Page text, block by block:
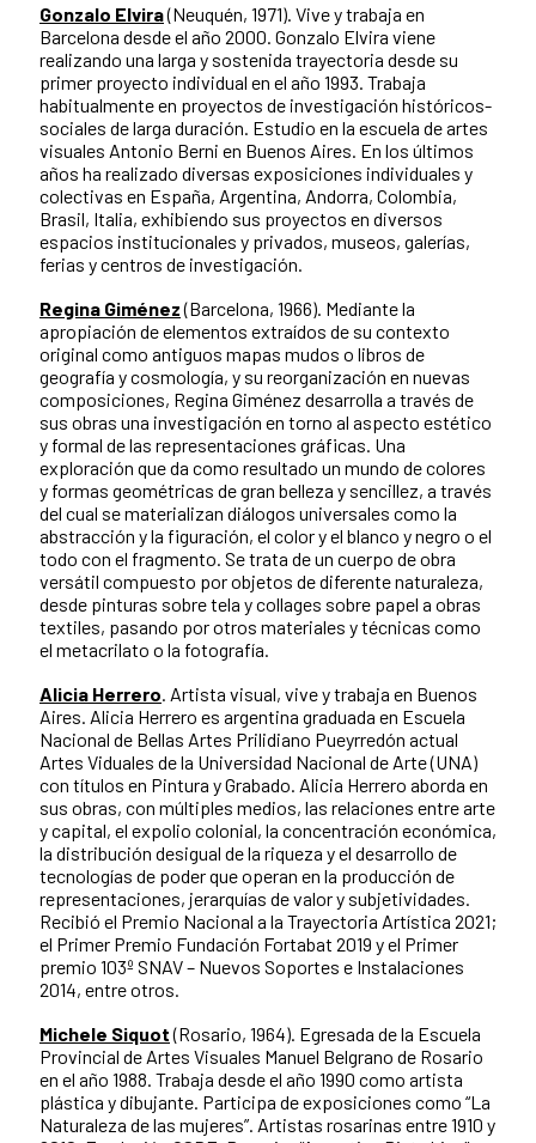
Gonzalo Elvira(Neuquén, 1971). Vive y trabaja en
Barcelona desde el año 2000. Gonzalo Elvira viene
realizando una larga y sostenida trayectoria desde su
primer proyecto individual en el año 1993. Trabaja
habitualmente en proyectos de investigación históricos-
sociales de larga duración. Estudio en la escuela de artes
visuales Antonio Berni en Buenos Aires. En los últimos
años ha realizado diversas exposiciones individuales y
colectivas en España, Argentina, Andorra, Colombia,
Brasil, Italia, exhibiendo sus proyectos en diversos
espacios institucionales y privados, museos, galerías,
ferias y centros de investigación.
Regina Giménez(Barcelona, 1966). Mediante la
apropiación de elementos extraídos de su contexto
original como antiguos mapas mudos o libros de
geografía y cosmología, y su reorganización en nuevas
composiciones, Regina Giménez desarrolla a través de
sus obras una investigación en torno al aspecto estético
y formal de las representaciones gráficas. Una
exploración que da como resultado un mundo de colores
y formas geométricas de gran belleza y sencillez, a través
del cual se materializan diálogos universales como la
abstracción y la figuración, el color y el blanco y negro o el
todo con el fragmento. Se trata de un cuerpo de obra
versátil compuesto por objetos de diferente naturaleza,
desde pinturas sobre tela y collages sobre papel a obras
textiles, pasando por otros materiales y técnicas como
el metacrilato o la fotografía.
Alicia Herrero . Artista visual, vive y trabaja en Buenos
Aires. Alicia Herrero es argentina graduada en Escuela
Nacional de Bellas Artes Prilidiano Pueyrredón actual
Artes Viduales de la Universidad Nacional de Arte (UNA)
con títulos en Pintura y Grabado. Alicia Herrero aborda en
sus obras, con múltiples medios, las relaciones entre arte
y capital, el expolio colonial, la concentración económica,
la distribución desigual de la riqueza y el desarrollo de
tecnologías de poder que operan en la producción de
representaciones, jerarquías de valor y subjetividades.
Recibió el Premio Nacional a la Trayectoria Artística 2021;
el Primer Premio Fundación Fortabat 2019 y el Primer
premio 103º SNAV – Nuevos Soportes e Instalaciones
2014, entre otros.
Michele Siquot(Rosario, 1964). Egresada de la Escuela
Provincial de Artes Visuales Manuel Belgrano de Rosario
en el año 1988. Trabaja desde el año 1990 como artista
plástica y dibujante. Participa de exposiciones como “La
Naturaleza de las mujeres”. Artistas rosarinas entre 1910 y